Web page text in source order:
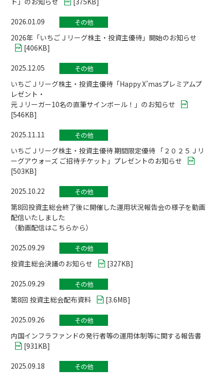
2026.01.09 その他
2026年「いちごＪリーグ株主・投資主優待」開始のお知らせ
[406KB]
2025.12.05 その他
いちごＪリーグ株主・投資主優待「Happy X’masプレミアムプ
レゼント・
元Ｊリーガー10名の直筆サインボール！」のお知らせ
[546KB]
2025.11.11 その他
いちごＪリーグ株主・投資主優待 期間限定優待 「２０２５Ｊリ
ーグアウォーズ ご招待チケット」プレゼントのお知らせ
[503KB]
2025.10.22 その他
第8回投資主総会終了後に開催した運用状況報告会の様子を動画
配信いたしました
（動画配信はこちらから）
2025.09.29 その他
投資主総会決議のお知らせ [327KB]
2025.09.29 その他
第8回 投資主総会配布資料 [3.6MB]
2025.09.26 その他
内国インフラファンドの発行者等の運用体制等に関する報告書
[931KB]
2025.09.18 その他